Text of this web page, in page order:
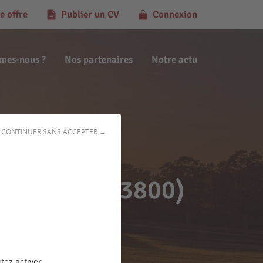
CONTINUER SANS ACCEPTER →
nous ? Nos partenaires Notre actu
offre Publier un CV Connexion
(03800)